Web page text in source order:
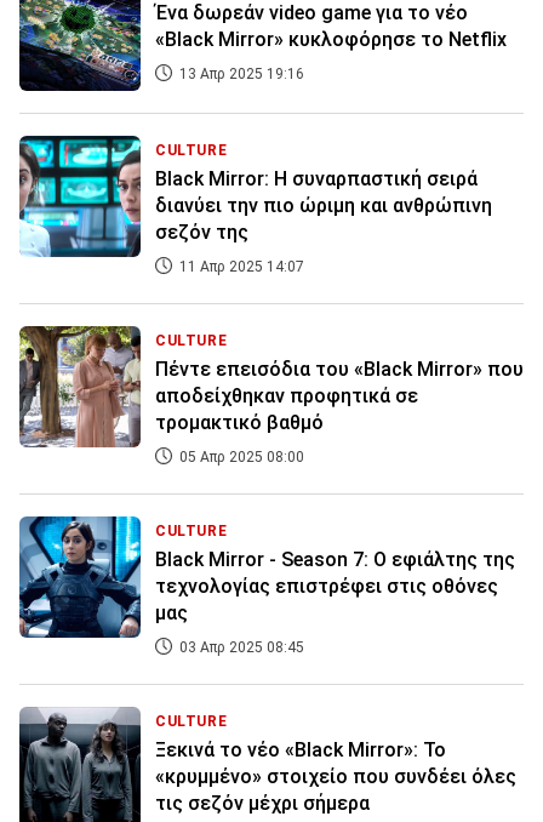
Ένα δωρεάν video game για το νέο
«Black Mirror» κυκλοφόρησε το Netflix
13 Απρ 2025 19:16
CULTURE
Black Mirror: Η συναρπαστική σειρά
διανύει την πιο ώριμη και ανθρώπινη
σεζόν της
11 Απρ 2025 14:07
CULTURE
Πέντε επεισόδια του «Black Mirror» που
αποδείχθηκαν προφητικά σε
τρομακτικό βαθμό
05 Απρ 2025 08:00
CULTURE
Black Mirror - Season 7: Ο εφιάλτης της
τεχνολογίας επιστρέφει στις οθόνες
μας
03 Απρ 2025 08:45
CULTURE
Ξεκινά το νέο «Black Mirror»: Το
«κρυμμένο» στοιχείο που συνδέει όλες
τις σεζόν μέχρι σήμερα